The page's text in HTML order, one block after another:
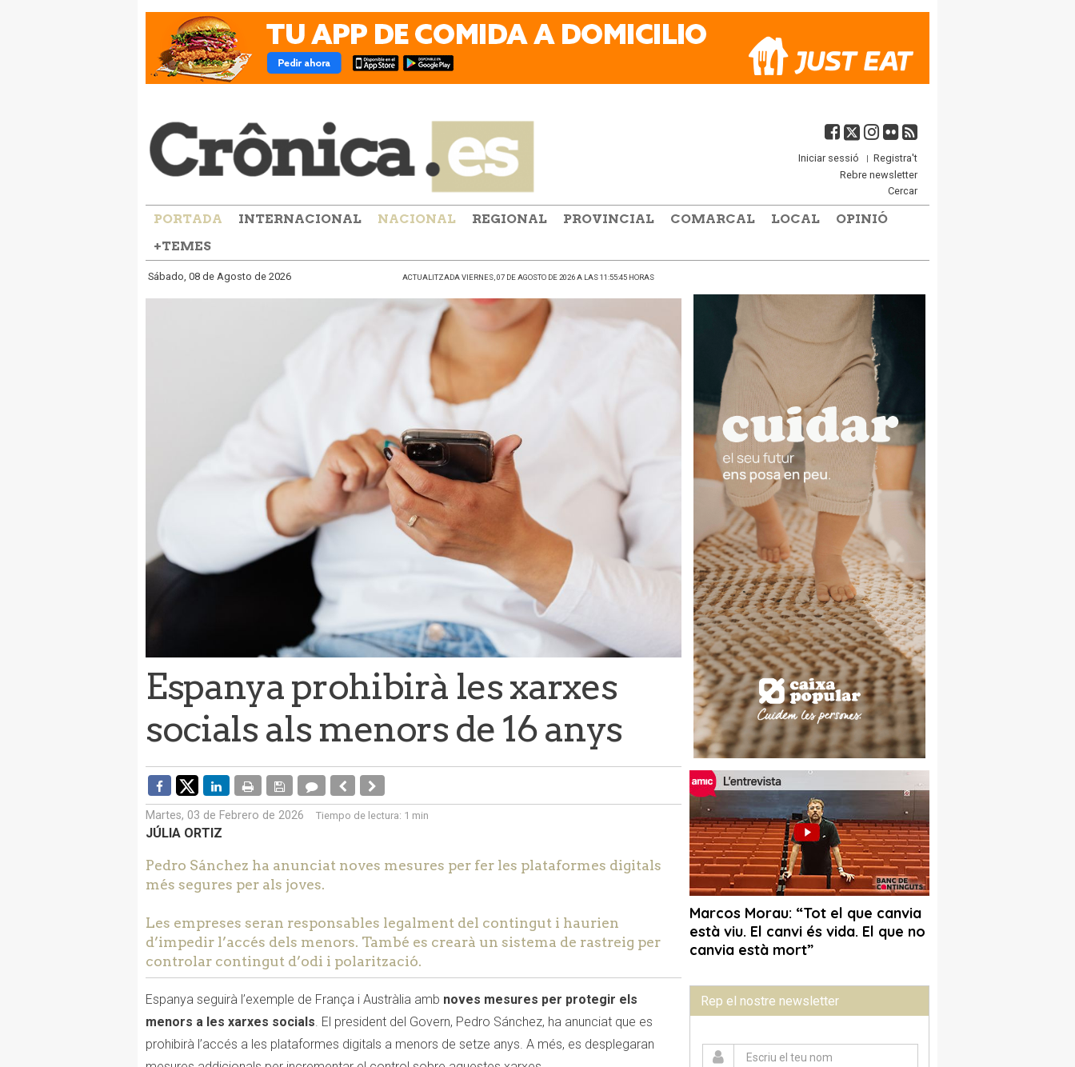
Iniciar sessió
Registra't
Rebre newsletter
Cercar
PORTADA INTERNACIONAL NACIONAL REGIONAL PROVINCIAL COMARCAL LOCAL
OPINIÓ
+TEMES
Sábado, 08 de Agosto de 2026 ACTUALITZADA VIERNES, 07 DE AGOSTO DE 2026 A LAS 11:55:45 HORAS
Espanya prohibirà les xarxes
socials als menors de 16 anys
Martes, 03 de Febrero de 2026 Tiempo de lectura: 1 min
JÚLIA ORTIZ
Pedro Sánchez ha anunciat noves mesures per fer les plataformes digitals
més segures per als joves.
Les empreses seran responsables legalment del contingut i haurien
d’impedir l’accés dels menors. També es crearà un sistema de rastreig per
controlar contingut d’odi i polarització.
Espanya seguirà l’exemple de França i Austràlia amb noves mesures per protegir els
menors a les xarxes socials. El president del Govern, Pedro Sánchez, ha anunciat que es
prohibirà l’accés a les plataformes digitals a menors de setze anys. A més, es desplegaran
Rep el nostre newsletter